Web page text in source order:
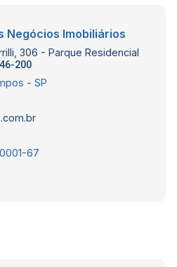
Negócios Imobiliários
306 - Parque Residencial
200
- SP
67